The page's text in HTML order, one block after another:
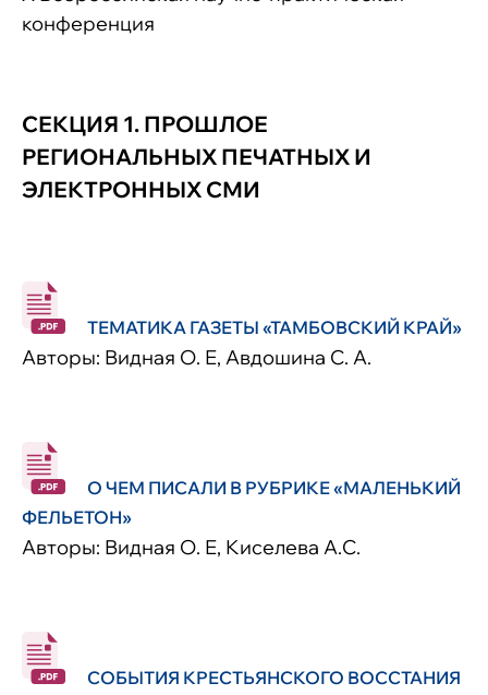
конференция
СЕКЦИЯ 1. ПРОШЛОЕ
РЕГИОНАЛЬНЫХ ПЕЧАТНЫХ И
ЭЛЕКТРОННЫХ СМИ
ТЕМАТИКА ГАЗЕТЫ «ТАМБОВСКИЙ КРАЙ»
Авторы: Видная О. Е, Авдошина С. А.
О ЧЕМ ПИСАЛИ В РУБРИКЕ «МАЛЕНЬКИЙ
ФЕЛЬЕТОН»
Авторы: Видная О. Е, Киселева А.С.
СОБЫТИЯ КРЕСТЬЯНСКОГО ВОССТАНИЯ